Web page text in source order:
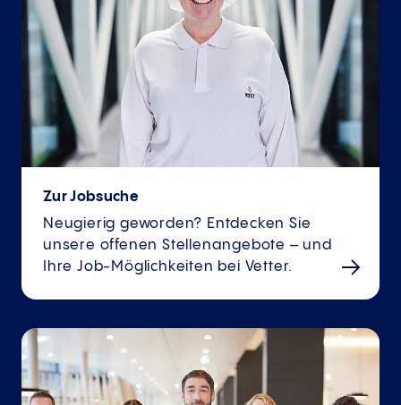
Zur Jobsuche
Neugierig geworden? Entdecken Sie
unsere offenen Stellenangebote – und
Ihre Job-Möglichkeiten bei Vetter.